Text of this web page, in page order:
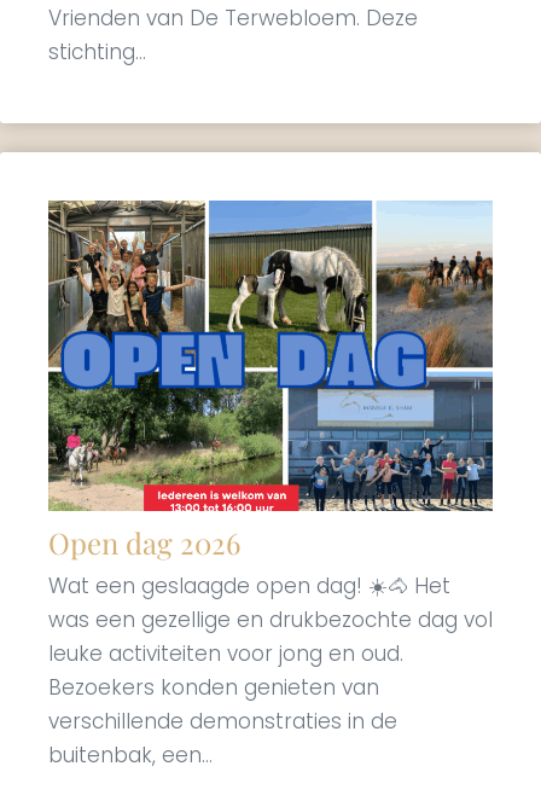
Vrienden van De Terwebloem. Deze
stichting...
Open dag 2026
Wat een geslaagde open dag! ☀️🐴 Het
was een gezellige en drukbezochte dag vol
leuke activiteiten voor jong en oud.
Bezoekers konden genieten van
verschillende demonstraties in de
buitenbak, een...